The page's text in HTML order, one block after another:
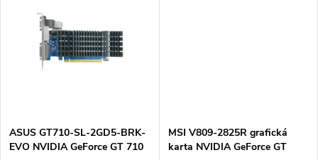
ASUS GT710-SL-2GD5-BRK-
EVO NVIDIA GeForce GT 710
MSI V809-2825R grafická
karta NVIDIA GeForce GT